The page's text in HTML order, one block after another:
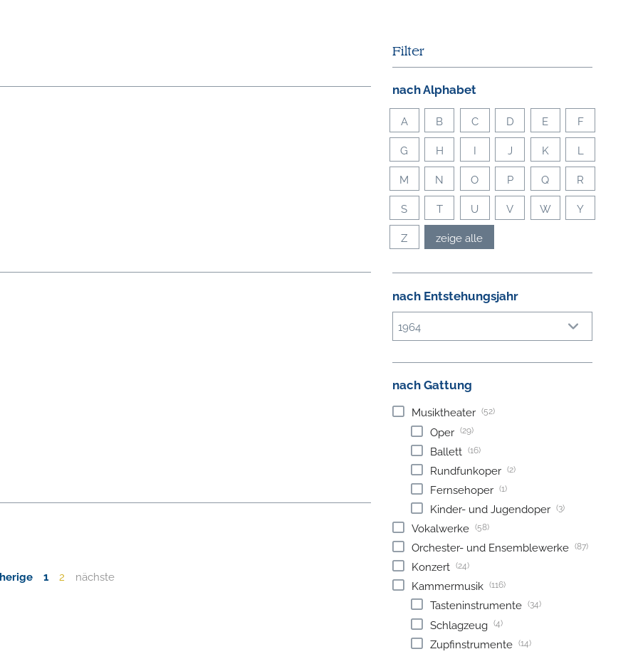
1 2 nächste
Filter
nach Alphabet
A B C D E F
G H I J K L
M N O P Q R
S T U V W Y
Z zeige alle
nach Entstehungsjahr
1964
nach Gattung
Musiktheater (52)
Oper (29)
Ballett (16)
Rundfunkoper (2)
Fernsehoper (1)
Kinder- und Jugendoper (3)
Vokalwerke (58)
Orchester- und Ensemblewerke (87)
Konzert (24)
Kammermusik (116)
Tasteninstrumente (34)
Schlagzeug (4)
Zupfinstrumente (14)